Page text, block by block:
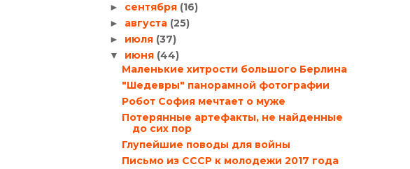
► сентября (16)
► августа (25)
► июля (37)
▼ июня (44)
Маленькие хитрости большого Берлина
"Шедевры" панорамной фотографии
Робот София мечтает о муже
Потерянные артефакты, не найденные
до сих пор
Глупейшие поводы для войны
Письмо из СССР к молодежи 2017 года